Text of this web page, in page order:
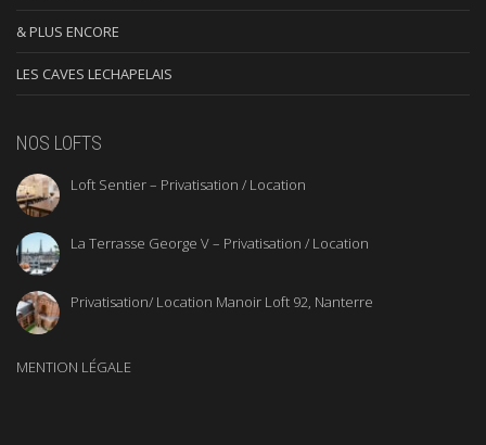
& PLUS ENCORE
LES CAVES LECHAPELAIS
NOS LOFTS
Loft Sentier – Privatisation / Location
La Terrasse George V – Privatisation / Location
Privatisation/ Location Manoir Loft 92, Nanterre
MENTION LÉGALE